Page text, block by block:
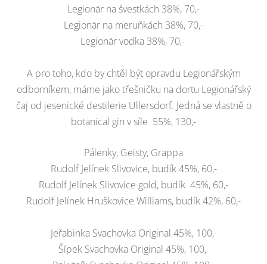
Legionär na švestkách 38%, 70,-
Legionär na meruňkách 38%, 70,-
Legionär vodka 38%, 70,-
A pro toho, kdo by chtěl být opravdu Legionářským
odborníkem, máme jako třešničku na dortu Legionářský
čaj od jesenické destilerie Ullersdorf. Jedná se vlastně o
botanical gin v síle 55%, 130,-
Pálenky, Geisty, Grappa
Rudolf Jelínek Slivovice, budík 45%, 60,-
Rudolf Jelínek Slivovice gold, budík 45%, 60,-
Rudolf Jelínek Hruškovice Williams, budík 42%, 60,-
Jeřabinka Svachovka Original 45%, 100,-
Šípek Svachovka Original 45%, 100,-